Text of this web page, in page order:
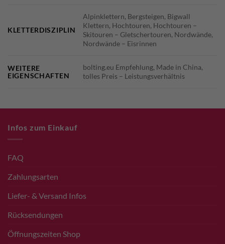
KLETTERDISZIPLIN
Alpinklettern, Bergsteigen, Bigwall
Klettern, Hochtouren, Hochtouren –
Skitouren – Gletschertouren, Nordwände,
Nordwände – Eisrinnen
WEITERE
EIGENSCHAFTEN
bolting.eu Empfehlung, Made in China,
tolles Preis – Leistungsverhältnis
Infos zum Einkauf
FAQ
Zahlungsarten
Liefer- & Versand Infos
Rücksendungen
Öffnungszeiten Shop